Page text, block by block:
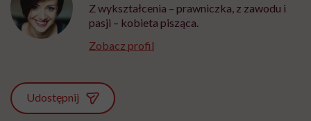
Z wykształcenia – prawniczka, z zawodu i
pasji – kobieta pisząca.
Zobacz profil
Udostępnij